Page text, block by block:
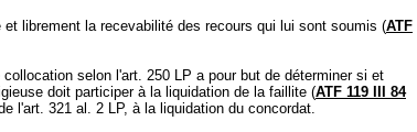
et librement la recevabilité des recours qui lui sont soumis (ATF
collocation selon l'art. 250 LP a pour but de déterminer si et
doit participer à la liquidation de la faillite (ATF 119 III 84
l'art. 321 al. 2 LP, à la liquidation du concordat.